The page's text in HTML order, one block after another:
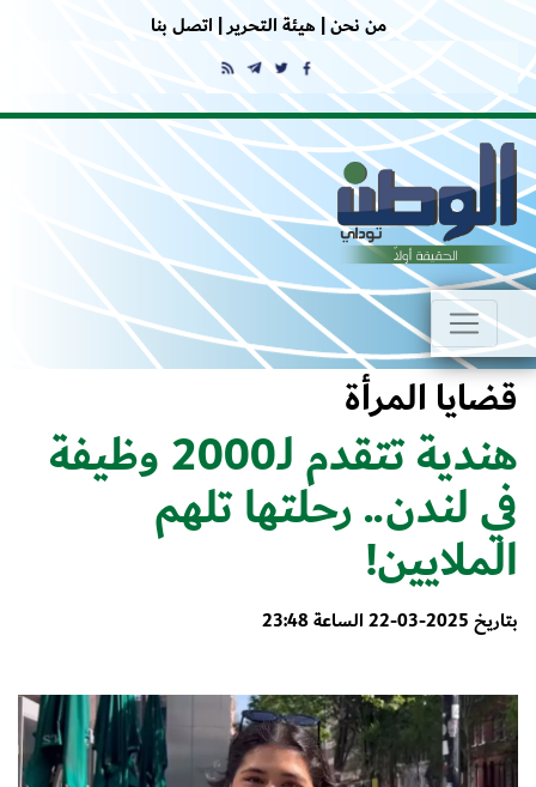
من نحن |هيئة التحرير | اتصل بنا
قضايا المرأة
هندية تتقدم لـ2000 وظيفة
في لندن.. رحلتها تلهم
الملايين!
بتاريخ 2025-03-22 الساعة 23:48